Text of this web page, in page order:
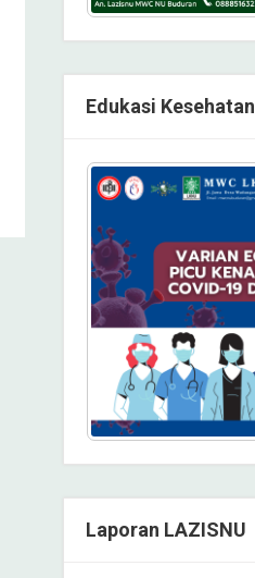
Edukasi Kesehatan
Laporan LAZISNU